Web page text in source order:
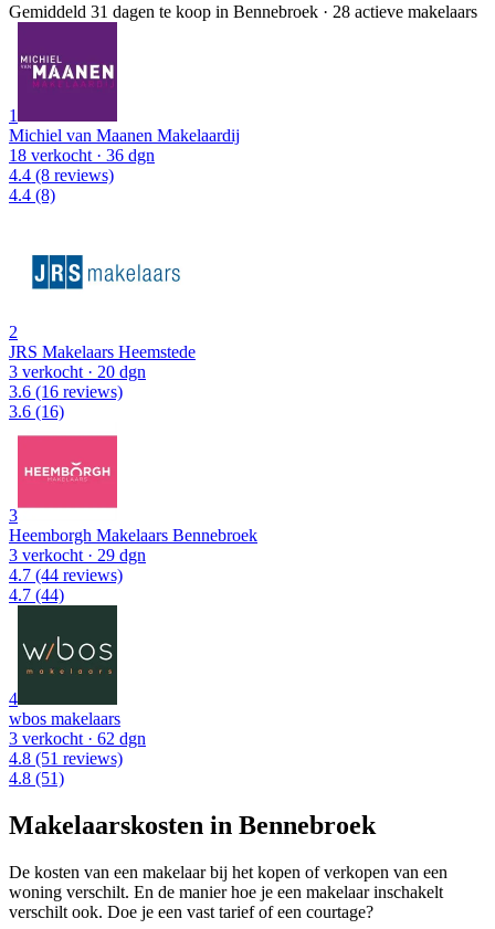
Gemiddeld 31 dagen te koop in Bennebroek · 28 actieve makelaars
1
Michiel van Maanen Makelaardij
18 verkocht · 36 dgn
4.4 (8 reviews)
4.4 (8)
2
JRS Makelaars Heemstede
3 verkocht · 20 dgn
3.6 (16 reviews)
3.6 (16)
3
Heemborgh Makelaars Bennebroek
3 verkocht · 29 dgn
4.7 (44 reviews)
4.7 (44)
4
wbos makelaars
3 verkocht · 62 dgn
4.8 (51 reviews)
4.8 (51)
Makelaarskosten in Bennebroek
De kosten van een makelaar bij het kopen of verkopen van een
woning verschilt. En de manier hoe je een makelaar inschakelt
verschilt ook. Doe je een vast tarief of een courtage?